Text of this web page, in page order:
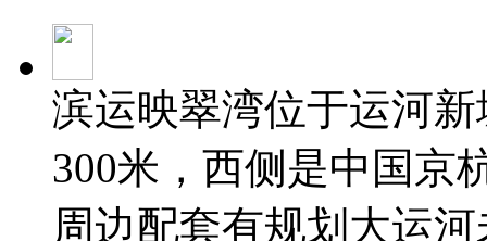
滨运映翠湾位于运河
300米，西侧是中国京
周边配套有规划大运